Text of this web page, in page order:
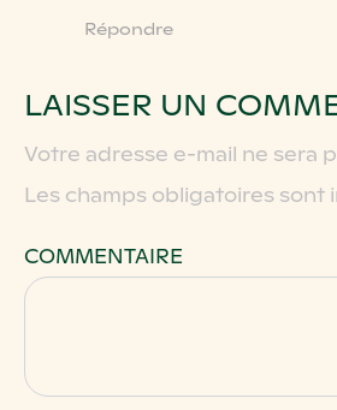
Répondre
LAISSER UN
Votre adresse e-mail ne sera
Les champs obligatoires sont
COMMENTAIRE